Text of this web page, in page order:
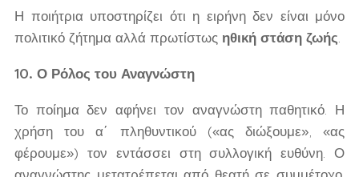
Η ποιήτρια υποστηρίζει ότι η ειρήνη δεν είναι μόνο
πολιτικό ζήτημα αλλά πρωτίστως ηθική στάση ζωής.
10. Ο Ρόλος του Αναγνώστη
Το ποίημα δεν αφήνει τον αναγνώστη παθητικό. Η
χρήση του α΄ πληθυντικού («ας διώξουμε», «ας
φέρουμε») τον εντάσσει στη συλλογική ευθύνη. Ο